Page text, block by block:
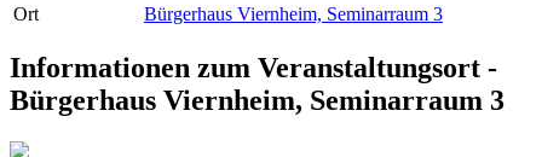
Ort
Bürgerhaus Viernheim, Seminarraum 3
Informationen zum Veranstaltungsort -
Bürgerhaus Viernheim, Seminarraum 3